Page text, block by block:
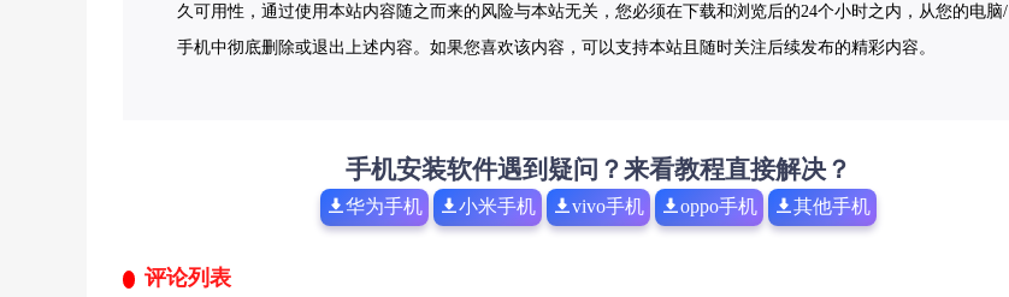
久可用性，通过使用本站内容随之而来的风险与本站无关，您必须在下载和浏览后的24个小时之内，从您的电脑/
手机中彻底删除或退出上述内容。如果您喜欢该内容，可以支持本站且随时关注后续发布的精彩内容。
手机安装软件遇到疑问？来看教程直接解决？
华为手机 小米手机 vivo手机 oppo手机 其他手机
评论列表